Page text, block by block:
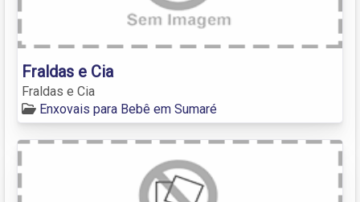
Fraldas e Cia
Fraldas e Cia
Enxovais para Bebê em Sumaré